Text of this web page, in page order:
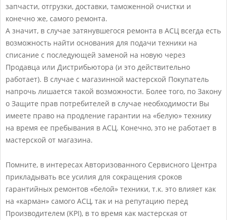
запчасти, отгрузки, доставки, таможенной очистки и
конечно же, самого ремонта.
А значит, в случае затянувшегося ремонта в АСЦ всегда есть
возможность найти основания для подачи техники на
списание с последующей заменой на новую через
Продавца или Дистрибьютора (и это действительно
работает). В случае с магазинной мастерской Покупатель
напрочь лишается такой возможности. Более того, по Закону
о Защите прав потребителей в случае необходимости Вы
имеете право на продление гарантии на «белую» технику
на время ее пребывания в АСЦ. Конечно, это не работает в
мастерской от магазина.
Помните, в интересах Авторизованного Сервисного Центра
прикладывать все усилия для сокращения сроков
гарантийных ремонтов «белой» техники, т.к. это влияет как
на «карман» самого АСЦ, так и на репутацию перед
Производителем (KPI), в то время как мастерская от